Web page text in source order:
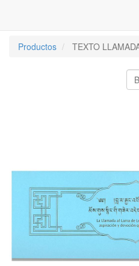
Productos
TEXTO